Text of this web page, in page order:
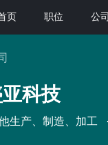
页 职位 公司
科技
生产、制造、加工